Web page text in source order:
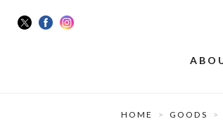
HOME GOODS